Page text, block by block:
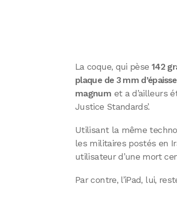
La coque, qui pèse 142
plaque de 3 mm
magnum et a d’ailleurs
Justice Standards’.
Utilisant la même
les militaires postés en
utilisateur d’une mort
Par contre, l’iPad, lui,